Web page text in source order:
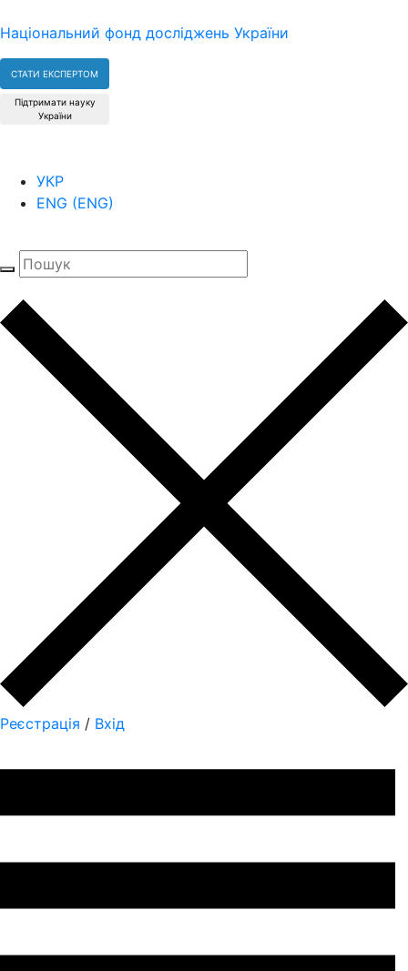
Національний фонд досліджень України
СТАТИ ЕКСПЕРТОМ
Підтримати науку
України
УКР
ENG (ENG)
Реєстрація / Вхід